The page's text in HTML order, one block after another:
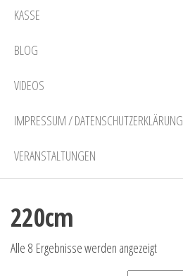
KASSE
BLOG
VIDEOS
IMPRESSUM / DATENSCHUTZERKLÄRUNG
VERANSTALTUNGEN
220cm
Alle 8 Ergebnisse werden angezeigt